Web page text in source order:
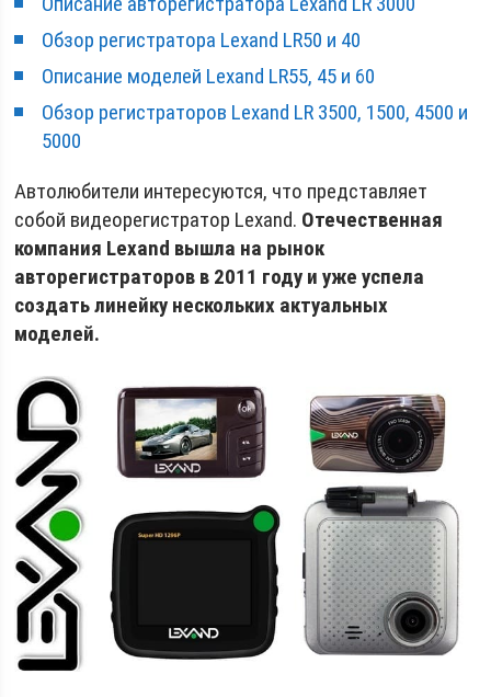
Обзор регистратора Lexand LR50 и 40
Описание моделей Lexand LR55, 45 и 60
Обзор регистраторов Lexand LR 3500, 1500, 4500 и
5000
Автолюбители интересуются, что представляет
собой видеорегистратор Lexand. Отечественная
компания Lexand вышла на рынок
авторегистраторов в 2011 году и уже успела
создать линейку нескольких актуальных
моделей.